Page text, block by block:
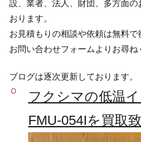
設、業者、法人、財団、多方面
おります。
お見積もりの相談や依頼は無料
お問い合わせフォームよりお尋ね
ブログは逐次更新しております。
フクシマの低温
FMU-054Iを買取